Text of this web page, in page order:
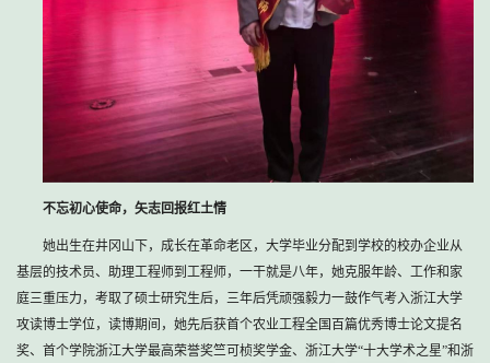
不忘初心使命，矢志回报红土情
她出生在井冈山下，成长在革命老区，大学毕业分配到学校的校办企业从
基层的技术员、助理工程师到工程师，一干就是八年，她克服年龄、工作和家
庭三重压力，考取了硕士研究生后，三年后凭顽强毅力一鼓作气考入浙江大学
攻读博士学位，读博期间，她先后获首个农业工程全国百篇优秀博士论文提名
奖、首个学院浙江大学最高荣誉奖竺可桢奖学金、浙江大学“十大学术之星”和浙